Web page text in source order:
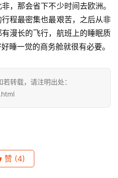
，那会省下不少时间去欧洲。
程最密集也最艰苦，之后从非
漫长的飞行，航班上的睡眠质
睡一觉的商务舱就很有必要。
转载，请注明出处：
赞 (4)